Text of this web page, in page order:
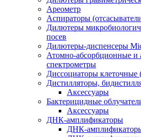
Ареометр
Аспираторы
Дилютеры
посев
Дилютеры-диспенсеры
Атомно-абсорбционные и
спектрометры
Диссоциаторы клеточные
Дистилляторы,
Аксессуары
Бактерицидные
Аксессуары
ДНК-амплификаторы
ДНК-